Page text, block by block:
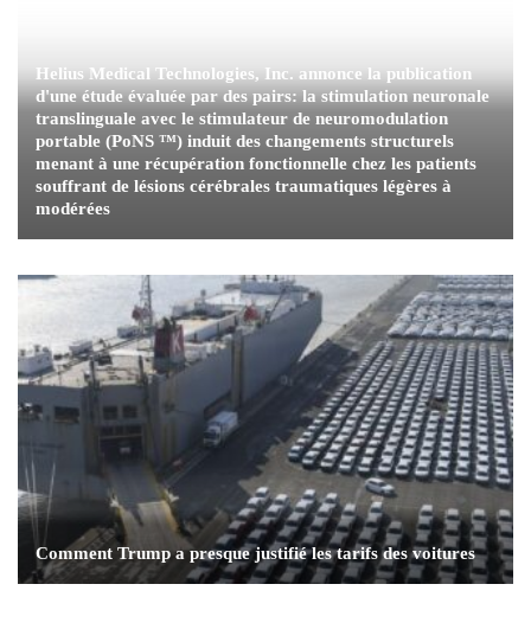
Helius Medical Technologies, Inc. annonce la publication
d'une étude évaluée par des pairs: la stimulation neuronale
translinguale avec le stimulateur de neuromodulation
portable (PoNS ™) induit des changements structurels
menant à une récupération fonctionnelle chez les patients
souffrant de lésions cérébrales traumatiques légères à
modérées
Comment Trump a presque justifié les tarifs des voitures